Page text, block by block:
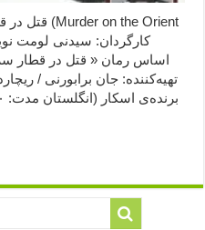
اساس رمان « قتل در قطار
تهیه‌کننده: جان برابورنی /